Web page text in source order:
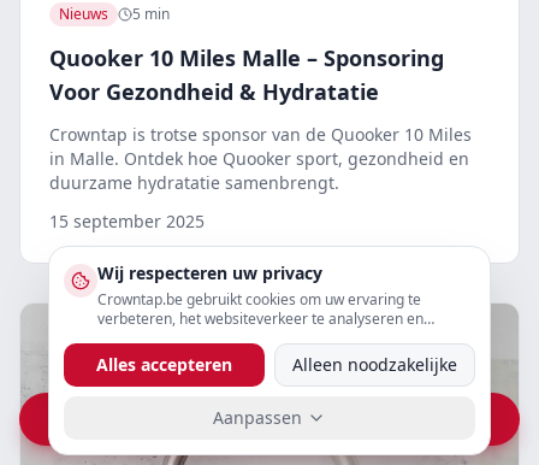
Nieuws 5 min
Quooker 10 Miles Malle – Sponsoring
Voor Gezondheid & Hydratatie
Crowntap is trotse sponsor van de Quooker 10 Miles
in Malle. Ontdek hoe Quooker sport, gezondheid en
duurzame hydratatie samenbrengt.
15 september 2025
Vraag prijs op WhatsApp
Wij respecteren uw privacy
Crowntap.be gebruikt cookies om uw ervaring te
verbeteren, het websiteverkeer te analyseren en
voorkeuren hieronder aanpassen.
Alles accepteren Alleen noodzakelijke
Aanpassen